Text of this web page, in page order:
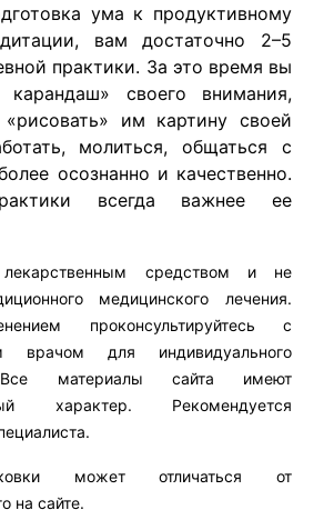
ума к продуктивному
вам достаточно 2–5
практики. За это время вы
карандаш» своего внимания,
им картину своей
молиться, общаться с
осознанно и качественно.
всегда важнее ее
средством и не
медицинского лечения.
проконсультируйтесь с
врачом для индивидуального
Все материалы сайта имеют
характер. Рекомендуется
может отличаться от
на сайте.